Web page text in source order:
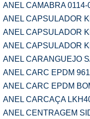
ANEL CAMABRA 0114-
ANEL CAPSULADOR
ANEL CAPSULADOR
ANEL CAPSULADOR
ANEL CARANGUEJO
ANEL CARC EPDM
ANEL CARC EPDM
ANEL CARCAÇA
ANEL CENTRAGEM